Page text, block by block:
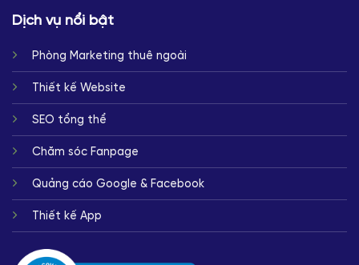
Dịch vụ nổi bật
Phòng Marketing thuê ngoài
Thiết kế Website
SEO tổng thể
Chăm sóc Fanpage
Quảng cáo Google & Facebook
Thiết kế App